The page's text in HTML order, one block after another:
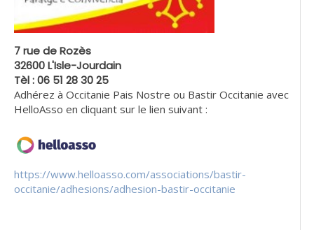
7 rue de Rozès
32600 L'Isle-Jourdain
Tèl : 06 51 28 30 25
Adhérez à Occitanie Pais Nostre ou Bastir Occitanie avec
HelloAsso en cliquant sur le lien suivant :
https://www.helloasso.com/associations/bastir-
occitanie/adhesions/adhesion-bastir-occitanie